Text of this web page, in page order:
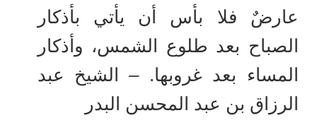
عارضٌ فلا بأس أن يأتي بأذكار
الصباح بعد طلوع الشمس، وأذكار
المساء بعد غروبها. – الشيخ عبد
الرزاق بن عبد المحسن البدر